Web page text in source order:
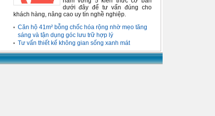
dưới đây để tư vấn đúng cho
khách hàng, nâng cao uy tín nghề nghiệp.
Căn hộ 41m² bỗng chốc hóa rộng nhờ mẹo tăng
sáng và tận dụng góc lưu trữ hợp lý
Tư vấn thiết kế không gian sống xanh mát